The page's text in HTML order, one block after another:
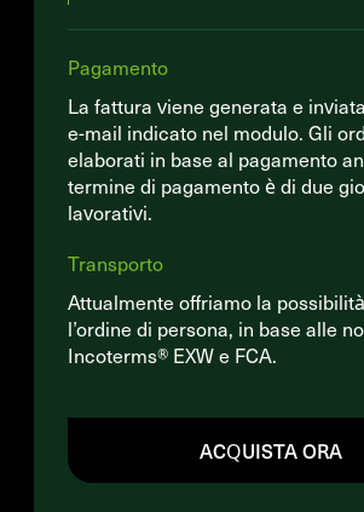
Pagamento
La fattura viene generata e
e-mail indicato nel modulo. Gli
elaborati in base al pagamento
termine di pagamento è di due
lavorativi.
Transporto
Attualmente offriamo la
l’ordine di persona, in base alle
Incoterms® EXW e FCA.
ACQUISTA ORA